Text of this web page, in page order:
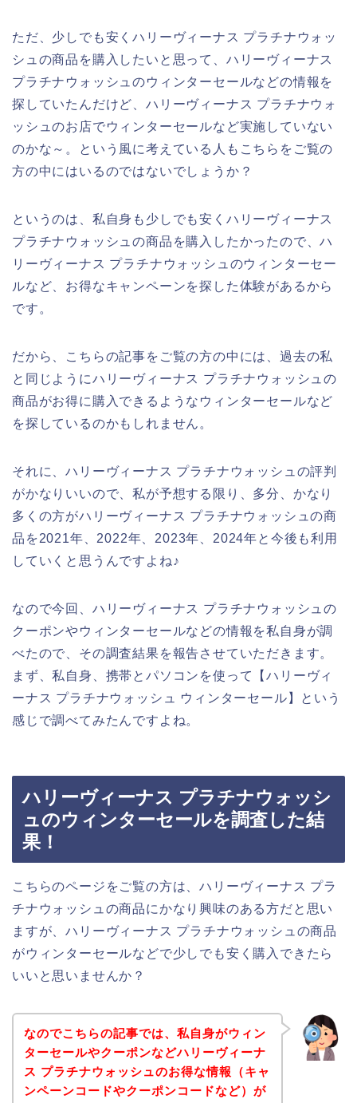
ただ、少しでも安くハリーヴィーナス プラチナウォッ
シュの商品を購入したいと思って、ハリーヴィーナス
プラチナウォッシュのウィンターセールなどの情報を
探していたんだけど、ハリーヴィーナス プラチナウォ
ッシュのお店でウィンターセールなど実施していない
のかな～。という風に考えている人もこちらをご覧の
方の中にはいるのではないでしょうか？
というのは、私自身も少しでも安くハリーヴィーナス
プラチナウォッシュの商品を購入したかったので、ハ
リーヴィーナス プラチナウォッシュのウィンターセー
ルなど、お得なキャンペーンを探した体験があるから
です。
だから、こちらの記事をご覧の方の中には、過去の私
と同じようにハリーヴィーナス プラチナウォッシュの
商品がお得に購入できるようなウィンターセールなど
を探しているのかもしれません。
それに、ハリーヴィーナス プラチナウォッシュの評判
がかなりいいので、私が予想する限り、多分、かなり
多くの方がハリーヴィーナス プラチナウォッシュの商
品を2021年、2022年、2023年、2024年と今後も利用
していくと思うんですよね♪
なので今回、ハリーヴィーナス プラチナウォッシュの
クーポンやウィンターセールなどの情報を私自身が調
べたので、その調査結果を報告させていただきます。
まず、私自身、携帯とパソコンを使って【ハリーヴィ
ーナス プラチナウォッシュ ウィンターセール】という
感じで調べてみたんですよね。
ハリーヴィーナス プラチナウォッシ
ュのウィンターセールを調査した結
果！
こちらのページをご覧の方は、ハリーヴィーナス プラ
チナウォッシュの商品にかなり興味のある方だと思い
ますが、ハリーヴィーナス プラチナウォッシュの商品
がウィンターセールなどで少しでも安く購入できたら
いいと思いませんか？
なのでこちらの記事では、私自身がウィン
ターセールやクーポンなどハリーヴィーナ
ス プラチナウォッシュのお得な情報（キャ
ンペーンコードやクーポンコードなど）が